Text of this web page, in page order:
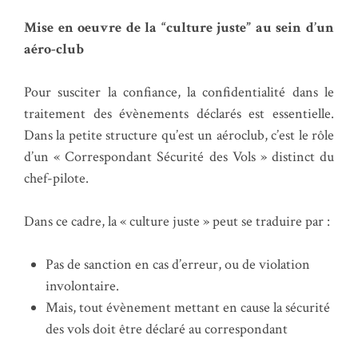
Mise en oeuvre de la “culture juste” au sein d’un
aéro-club
Pour susciter la confiance, la confidentialité dans le
traitement des évènements déclarés est essentielle.
Dans la petite structure qu’est un aéroclub, c’est le rôle
d’un « Correspondant Sécurité des Vols » distinct du
chef-pilote.
Dans ce cadre, la « culture juste » peut se traduire par :
Pas de sanction en cas d’erreur, ou de violation
involontaire.
Mais, tout évènement mettant en cause la sécurité
des vols doit être déclaré au correspondant